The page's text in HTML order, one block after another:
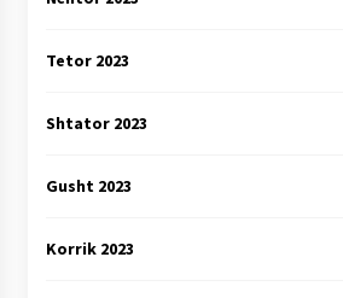
Tetor 2023
Shtator 2023
Gusht 2023
Korrik 2023